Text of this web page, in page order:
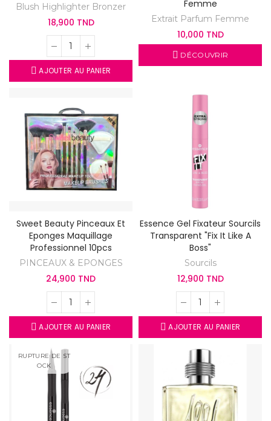
Blush Highlighter Bronzer
18,900 TND
AJOUTER AU PANIER
Femme
Extrait Parfum Femme
10,000 TND
DÉCOUVRIR
Sweet Beauty Pinceaux Et
Eponges Maquillage
Professionnel 10pcs
PINCEAUX & EPONGES
24,900 TND
AJOUTER AU PANIER
Essence Gel Fixateur Sourcils
Transparent "Fix It Like A
Boss"
Sourcils
12,900 TND
AJOUTER AU PANIER
RUPTURE DE ST
OCK